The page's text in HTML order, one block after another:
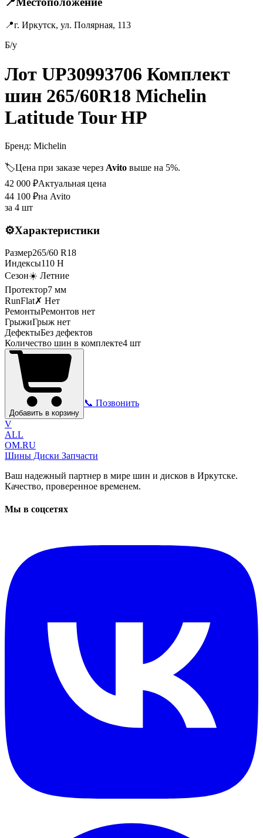
📍г. Иркутск, ул. Полярная, 113
Б/у
Лот UP30993706 Комплект
шин 265/60R18 Michelin
Latitude Tour HP
Бренд: Michelin
🏷️Цена при заказе через Avito выше на 5%.
42 000 ₽Актуальная цена
44 100 ₽на Avito
за 4 шт
⚙️Характеристики
Размер265/60 R18
Индексы110 H
Сезон☀️ Летние
Протектор7 мм
RunFlat✗ Нет
РемонтыРемонтов нет
ГрыжиГрыж нет
ДефектыБез дефектов
Количество шин в комплекте4 шт
Добавить в корзину
📞 Позвонить
V
ALL
OM.RU
Шины Диски Запчасти
Ваш надежный партнер в мире шин и дисков в Иркутске.
Качество, проверенное временем.
Мы в соцсетях